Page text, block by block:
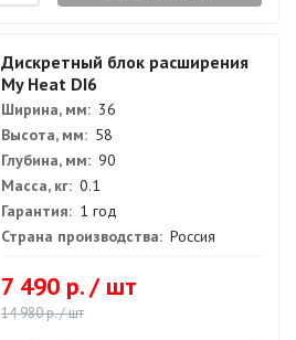
Дискретный блок расширения
My Heat DI6
Ширина, мм: 36
Высота, мм: 58
Глубина, мм: 90
Масса, кг: 0.1
Гарантия: 1 год
Страна производства: Россия
7 490 р. / шт
14 980 р. / шт